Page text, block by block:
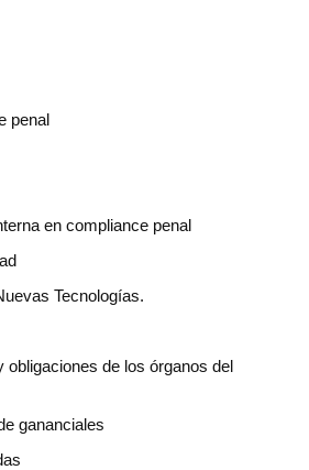
penal
en compliance penal
Tecnologías.
obligaciones de los órganos del
gananciales